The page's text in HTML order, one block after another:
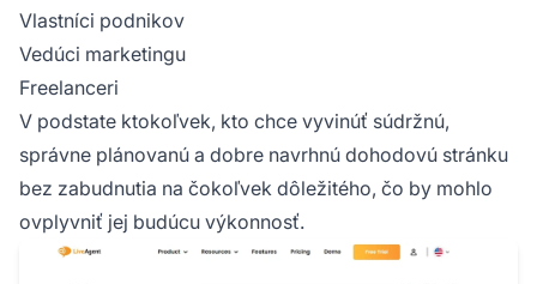
Vlastníci podnikov
Vedúci marketingu
Freelanceri
V podstate ktokoľvek, kto chce vyvinúť súdržnú,
správne plánovanú a dobre navrhnú dohodovú stránku
bez zabudnutia na čokoľvek dôležitého, čo by mohlo
ovplyvniť jej budúcu výkonnosť.